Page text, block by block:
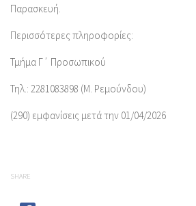
Παρασκευή.
Περισσότερες πληροφορίες:
Τμήμα Γ΄ Προσωπικού
Τηλ.: 2281083898 (Μ. Ρεμούνδου)
(290) εμφανίσεις μετά την 01/04/2026
SHARE